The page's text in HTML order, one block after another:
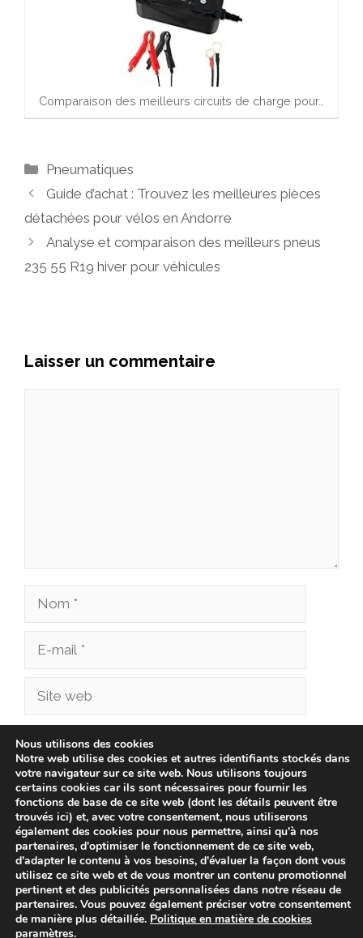
Comparaison des meilleurs circuits de charge pour…
Catégories
Pneumatiques
Guide d’achat : Trouvez les meilleures pièces
détachées pour vélos en Andorre
Analyse et comparaison des meilleurs pneus
235 55 R19 hiver pour véhicules
Laisser un commentaire
Nom
Site
Enregistrer mon nom, mon e-mail et mon site
dans le navigateur pour mon prochain
commentaire.
Nous utilisons des cookies
Notre web utilise des cookies et autres identifiants stockés dans
votre navigateur sur ce site web. Nous utilisons toujours
certains cookies car ils sont nécessaires pour fournir les
fonctions de base de ce site web (dont les détails peuvent être
trouvés ici) et, avec votre consentement, nous utiliserons
également des cookies pour nous permettre, ainsi qu'à nos
partenaires, d'optimiser le fonctionnement de ce site web,
d'adapter le contenu à vos besoins, d'évaluer la façon dont vous
utilisez ce site web et de vous montrer un contenu promotionnel
pertinent et des publicités personnalisées dans notre réseau de
partenaires. Vous pouvez également préciser votre consentement
de manière plus détaillée. Politique en matière de cookies
paramètres.